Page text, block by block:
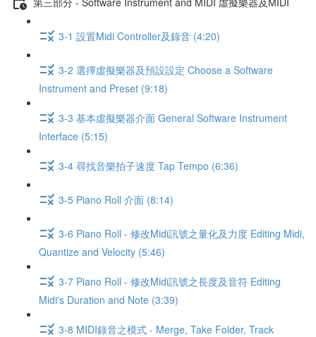
3-1 設置Midi Controller及錄音 (4:20)
3-2 選擇虛擬樂器及預設設定 Choose a Software
Instrument and Preset (9:18)
3-3 基本虛擬樂器介面 General Software Instrument
Interface (5:15)
3-4 尋找音樂拍子速度 Tap Tempo (6:36)
3-5 Piano Roll 介面 (8:14)
3-6 Piano Roll - 修改Midi訊號之量化及力度 Editing Midi,
Quantize and Velocity (5:46)
3-7 Piano Roll - 修改Midi訊號之長度及音符 Editing
Midi's Duration and Note (3:39)
3-8 MIDI錄音之模式 - Merge, Take Folder, Track